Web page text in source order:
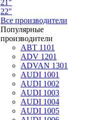
21"
22"
Все производители
Популярные
производители
ABT 1101
ADV 1201
ADVAN 1301
AUDI 1001
AUDI 1002
AUDI 1003
AUDI 1004
AUDI 1005